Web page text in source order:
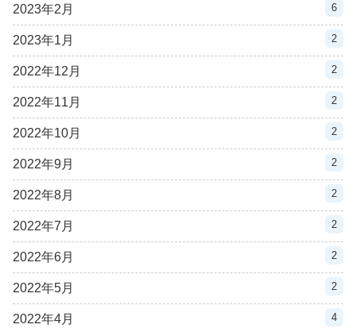
2023年2月 6
2023年1月 2
2022年12月 2
2022年11月 2
2022年10月 2
2022年9月 2
2022年8月 2
2022年7月 2
2022年6月 2
2022年5月 2
2022年4月 4